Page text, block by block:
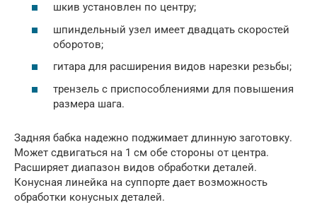
шкив установлен по центру;
шпиндельный узел имеет двадцать скоростей
оборотов;
гитара для расширения видов нарезки резьбы;
трензель с приспособлениями для повышения
размера шага.
Задняя бабка надежно поджимает длинную заготовку.
Может сдвигаться на 1 см обе стороны от центра.
Расширяет диапазон видов обработки деталей.
Конусная линейка на суппорте дает возможность
обработки конусных деталей.